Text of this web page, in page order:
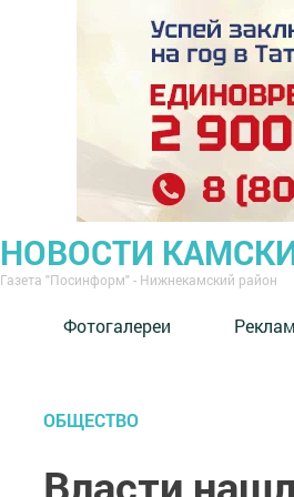
НОВОСТИ
Газета "Посинформ" - Нижнекамский район
Фотогалереи
ОБЩЕСТВО
Власти